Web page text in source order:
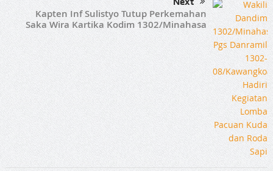
Kapten Inf Sulistyo Tutup Perkemahan
Saka Wira Kartika Kodim 1302/Minahasa